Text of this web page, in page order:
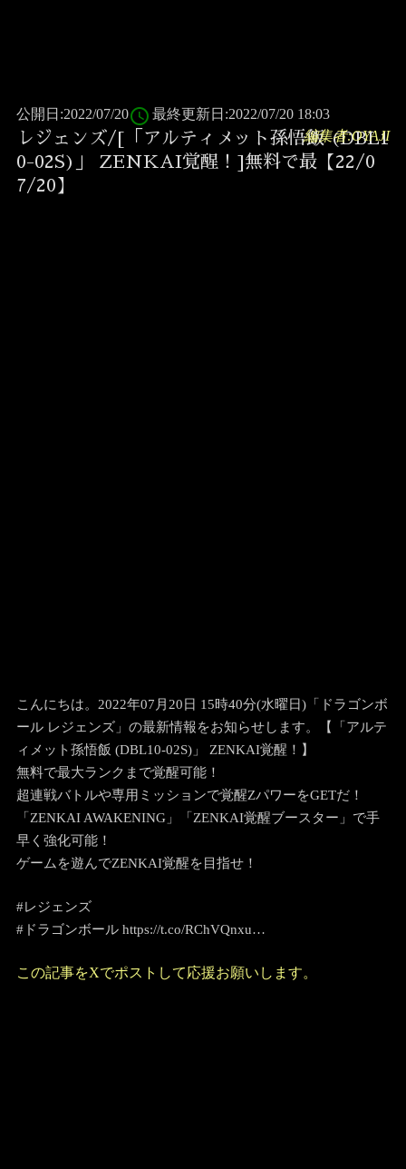
公開日:2022/07/20access_time 最終更新日:2022/07/20 18:03
レジェンズ/[「アルティメット孫悟飯 (DBL1
0-02S)」 ZENKAI覚醒！]無料で最【22/0
7/20】
編集者:OYAJI
こんにちは。2022年07月20日 15時40分(水曜日)「ドラゴンボ
ール レジェンズ」の最新情報をお知らせします。【「アルテ
ィメット孫悟飯 (DBL10-02S)」 ZENKAI覚醒！】
無料で最大ランクまで覚醒可能！
超連戦バトルや専用ミッションで覚醒ZパワーをGETだ！
「ZENKAI AWAKENING」「ZENKAI覚醒ブースター」で手
早く強化可能！
ゲームを遊んでZENKAI覚醒を目指せ！
#レジェンズ
#ドラゴンボール https://t.co/RChVQnxu…
この記事をXでポストして応援お願いします。